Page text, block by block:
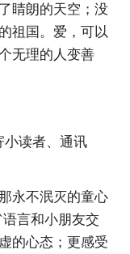
睛朗的天空；没
祖国。爱，可以
无理的人变善
小读者、通讯
永不泯灭的童心
言和小朋友交
的心态；更感受